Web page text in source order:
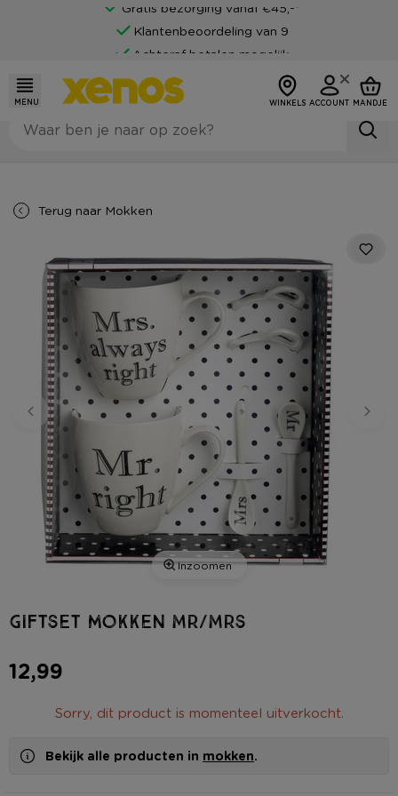
Gratis bezorging vanaf €45,-*
Klantenbeoordeling van 9
Achteraf betalen mogelijk
MENU WINKELS ACCOUNT MANDJE
Terug naar Mokken
Inzoomen
Giftset mokken Mr/Mrs
12,99
Sorry, dit product is momenteel uitverkocht.
Bekijk alle producten in mokken.